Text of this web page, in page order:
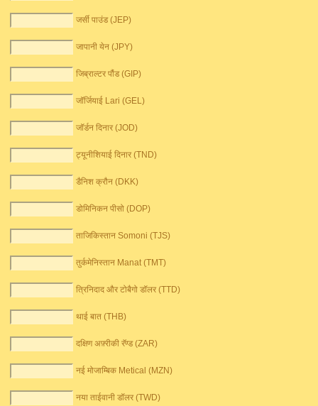
जर्सी पाउंड (JEP)
जापानी येन (JPY)
जिब्राल्टर पौंड (GIP)
जॉर्जियाई Lari (GEL)
जॉर्डन दिनार (JOD)
ट्यूनीशियाई दिनार (TND)
डैनिश क्रौन (DKK)
डोमिनिकन पीसो (DOP)
ताजिकिस्तान Somoni (TJS)
तुर्कमेनिस्तान Manat (TMT)
त्रिनिदाद और टोबैगो डॉलर (TTD)
थाई बात (THB)
दक्षिण अफ़्रीकी रॅण्ड (ZAR)
नई मोजाम्बिक Metical (MZN)
नया ताईवानी डॉलर (TWD)